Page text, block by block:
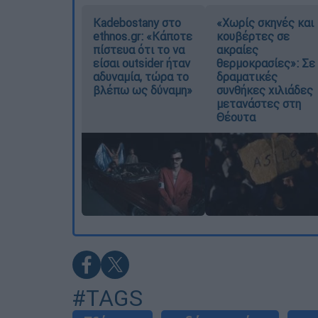
Kadebostany στο
ethnos.gr: «Κάποτε
πίστευα ότι το να
είσαι outsider ήταν
αδυναμία, τώρα το
βλέπω ως δύναμη»
«Χωρίς σκηνές και
κουβέρτες σε
ακραίες
θερμοκρασίες»: Σε
δραματικές
συνθήκες χιλιάδες
μετανάστες στη
Θέουτα
#TAGS